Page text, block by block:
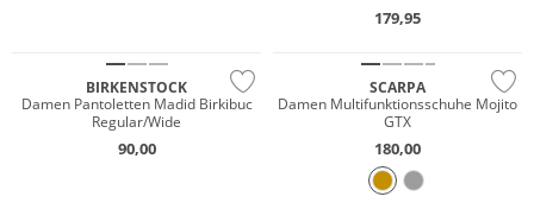
179,95
BIRKENSTOCK
Damen Pantoletten Madid Birkibuc
Regular/Wide
90,00
SCARPA
Damen Multifunktionsschuhe Mojito
GTX
180,00